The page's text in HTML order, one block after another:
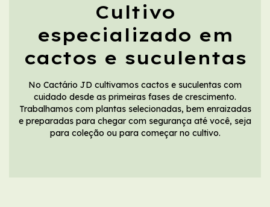
Cultivo
especializado em
cactos e suculentas
No Cactário JD cultivamos cactos e suculentas com
cuidado desde as primeiras fases de crescimento.
Trabalhamos com plantas selecionadas, bem enraizadas
e preparadas para chegar com segurança até você, seja
para coleção ou para começar no cultivo.